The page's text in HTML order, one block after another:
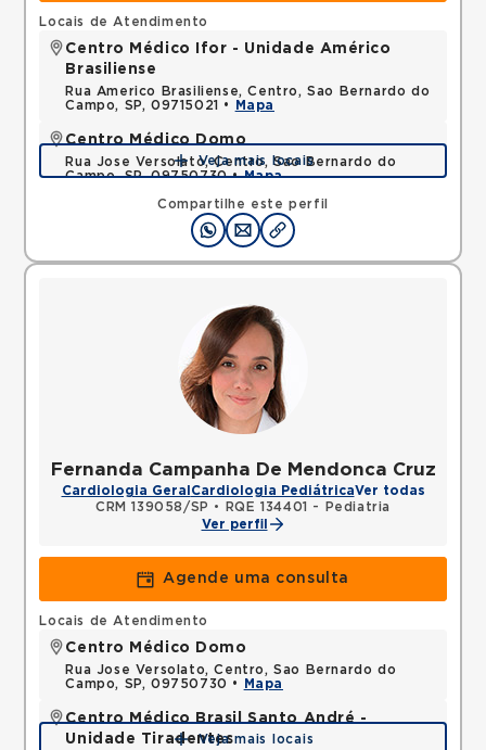
Compartilhe este perfil
Locais de Atendimento
Centro Médico Ifor - Unidade Américo
Brasiliense
Rua Americo Brasiliense, Centro, Sao Bernardo do
Campo, SP, 09715021 •
Mapa
Centro Médico Domo
Rua Jose Versolato, Centro, Sao Bernardo do
Campo, SP, 09750730 •Mapa
Veja mais locais
Fernanda Campanha De Mendonca Cruz
Cardiologia Geral Cardiologia PediátricaVer todas
CRM 139058/SP •
RQE 134401 - Pediatria
Ver perfil
Agende uma consulta
Locais de Atendimento
Centro Médico Domo
Rua Jose Versolato, Centro, Sao Bernardo do
Campo, SP, 09750730 •
Mapa
Centro Médico Brasil Santo André -
Unidade TiradentesVeja mais locais